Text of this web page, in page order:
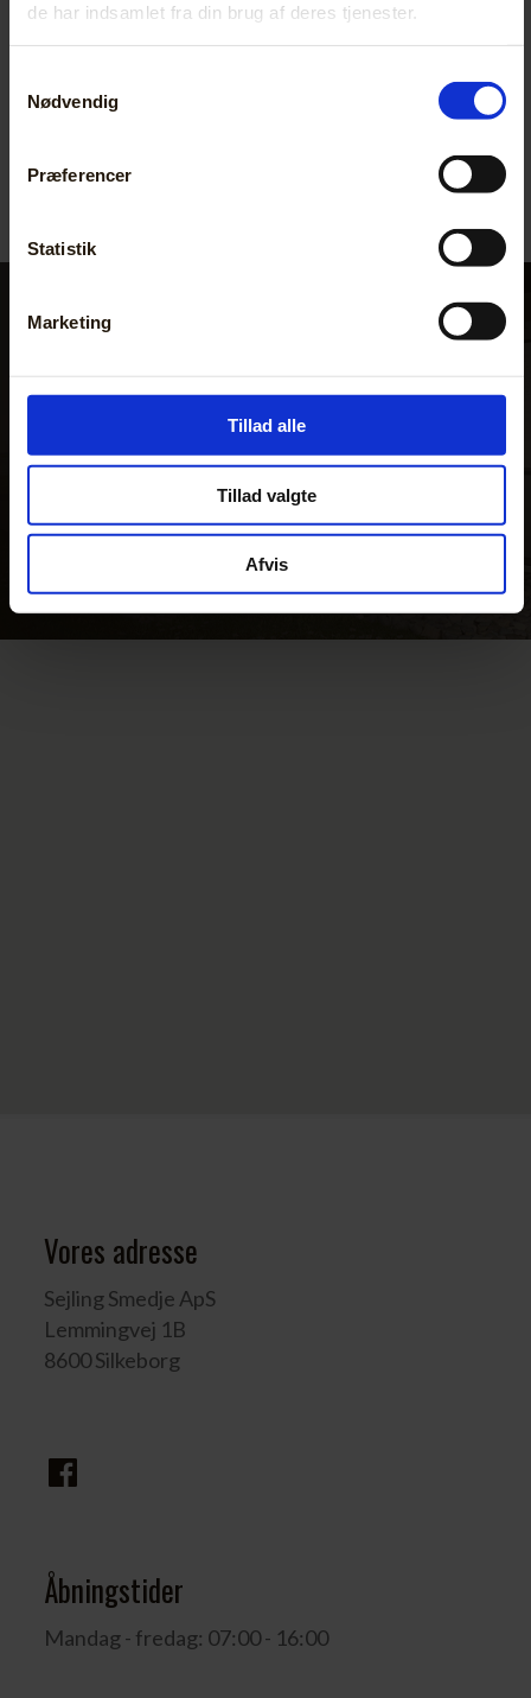
de har indsamlet fra din brug af deres tjenester.
Nødvendig
Præferencer
Statistik
Marketing
Tillad alle
Tillad valgte
Afvis
Få et uforpligtende tilbud
Kontakt os
Vores adresse
Sejling Smedje ApS
Lemmingvej 1B
8600 Silkeborg
Åbningstider
Mandag - fredag: 07:00 - 16:00